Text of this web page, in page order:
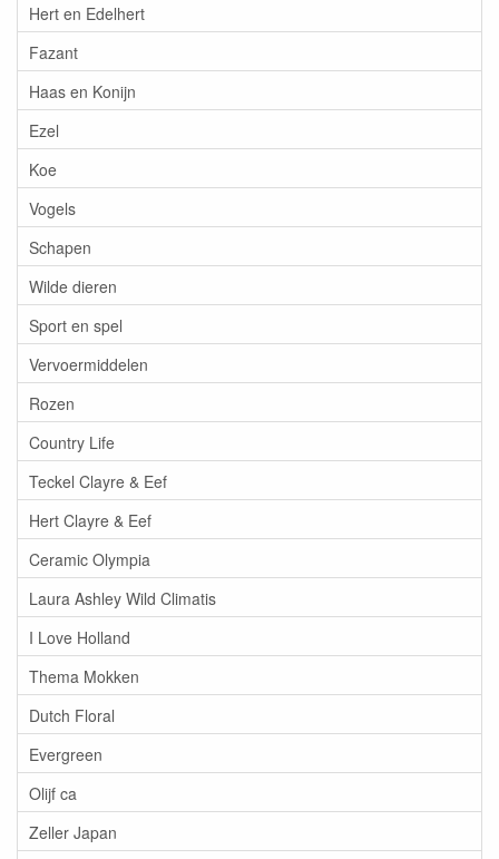
Hert en Edelhert
Fazant
Haas en Konijn
Ezel
Koe
Vogels
Schapen
Wilde dieren
Sport en spel
Vervoermiddelen
Rozen
Country Life
Teckel Clayre & Eef
Hert Clayre & Eef
Ceramic Olympia
Laura Ashley Wild Climatis
I Love Holland
Thema Mokken
Dutch Floral
Evergreen
Olijf ca
Zeller Japan